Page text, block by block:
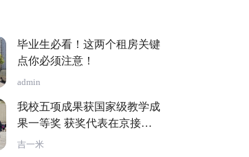
毕业生必看！这两个租房关键
点你必须注意！
admin
我校五项成果获国家级教学成
果一等奖 获奖代表在京接受
颁奖
吉一米